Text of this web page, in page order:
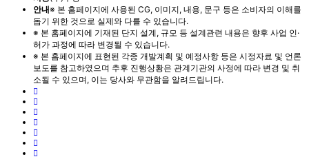
안내※ 본 홈페이지에 사용된 CG, 이미지, 내용, 문구 등은 소비자의 이해를
돕기 위한 것으로 실제와 다를 수 있습니다.
※ 본 홈페이지에 기재된 단지 설계, 규모 등 설계관련 내용은 향후 사업 인·
허가 과정에 따라 변경될 수 있습니다.
※ 본 홈페이지에 표현된 각종 개발계획 및 예정사항 등은 시정자료 및 언론
보도를 참고하였으며 추후 진행상황은 관계기관의 사정에 따라 변경 및 취
소될 수 있으며, 이는 당사와 무관함을 알려드립니다.